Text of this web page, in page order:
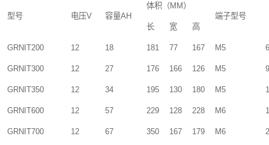
型号 电压V 容量AH
体积（MM）
端子型号
长
宽 高
GRNIT200 12 18 181 77 167 M5
GRNIT300 12 27 176 166 126 M5
GRNIT350 12 34 195 130 180 M5
GRNIT600 12 57 229 128 228 M6
GRNIT700 12 67 350 167 179 M6